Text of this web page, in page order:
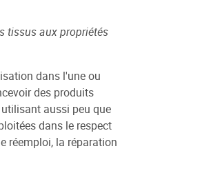
tissus aux propriétés
dans l'une ou
des produits
aussi peu que
dans le respect
réemploi, la réparation